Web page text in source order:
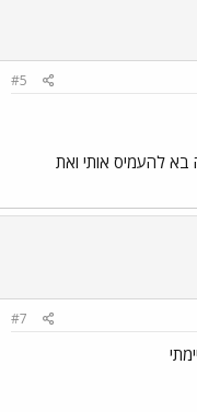
#5
להעמיס אותי ואת
#7